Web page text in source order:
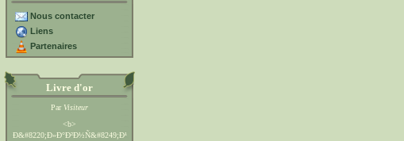
Nous contacter
Liens
Partenaires
Livre d'or
Par Visiteur
<b>
Ð&#8220;Ð»Ð°Ð²Ð½Ñ&#8249;Ð¹